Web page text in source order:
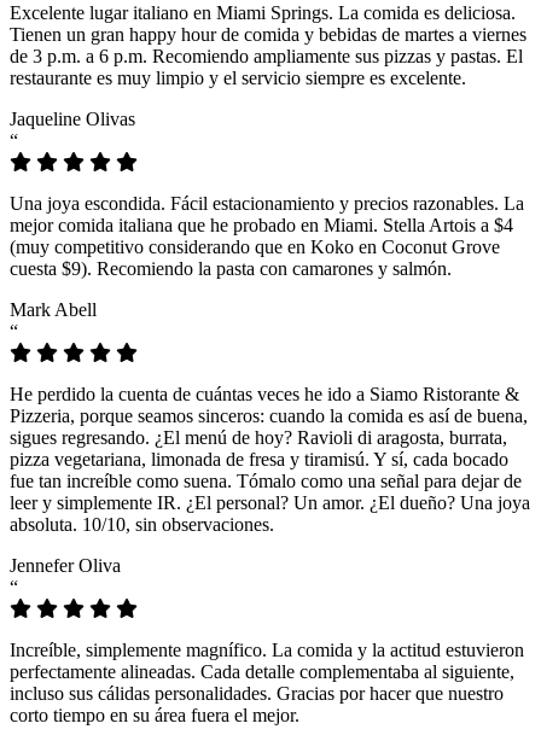
Excelente lugar italiano en Miami Springs. La comida es deliciosa.
Tienen un gran happy hour de comida y bebidas de martes a viernes
de 3 p.m. a 6 p.m. Recomiendo ampliamente sus pizzas y pastas. El
restaurante es muy limpio y el servicio siempre es excelente.
Jaqueline Olivas
“
Una joya escondida. Fácil estacionamiento y precios razonables. La
mejor comida italiana que he probado en Miami. Stella Artois a $4
(muy competitivo considerando que en Koko en Coconut Grove
cuesta $9). Recomiendo la pasta con camarones y salmón.
Mark Abell
“
He perdido la cuenta de cuántas veces he ido a Siamo Ristorante &
Pizzeria, porque seamos sinceros: cuando la comida es así de buena,
sigues regresando. ¿El menú de hoy? Ravioli di aragosta, burrata,
pizza vegetariana, limonada de fresa y tiramisú. Y sí, cada bocado
fue tan increíble como suena. Tómalo como una señal para dejar de
leer y simplemente IR. ¿El personal? Un amor. ¿El dueño? Una joya
absoluta. 10/10, sin observaciones.
Jennefer Oliva
“
Increíble, simplemente magnífico. La comida y la actitud estuvieron
perfectamente alineadas. Cada detalle complementaba al siguiente,
incluso sus cálidas personalidades. Gracias por hacer que nuestro
corto tiempo en su área fuera el mejor.